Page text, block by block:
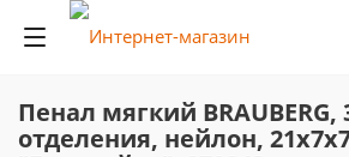
Пенал мягкий BRAUBERG,
отделения, нейлон,